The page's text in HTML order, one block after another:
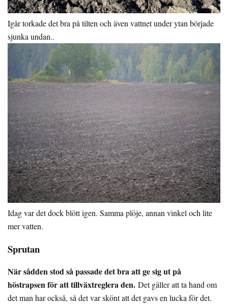
Igår torkade det bra på tilten och även vattnet under ytan började
sjunka undan..
Idag var det dock blött igen. Samma plöje, annan vinkel och lite
mer vatten.
Sprutan
När sådden stod så passade det bra att ge sig ut på
höstrapsen för att tillväxtreglera den. Det gäller att ta hand om
det man har också, så det var skönt att det gavs en lucka för det.